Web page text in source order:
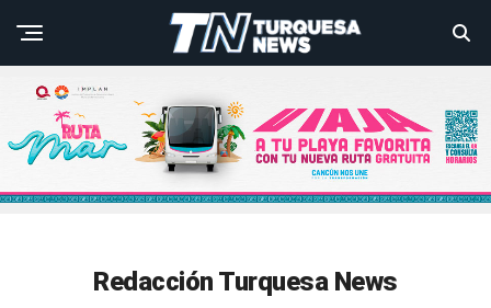
Redacción Turquesa News